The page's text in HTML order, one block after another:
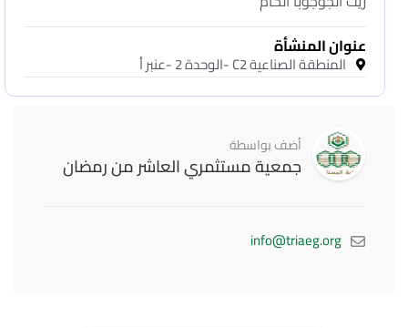
عنوان المنشأة
المنطقة الصناعية C2 -الوحدة 2 -عنبر أ
أضف بواسطة
جمعية مستثمري العاشر من رمضان
info@triaeg.org